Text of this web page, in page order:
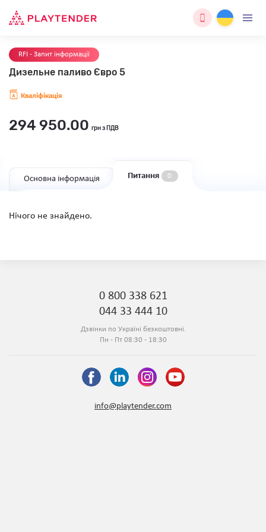
RFI - Запит інформації
Дизельне паливо Євро 5
Кваліфікація
294 950.00 грн з ПДВ
Основна інформація Питання 0
Нічого не знайдено.
0 800 338 621
044 33 444 10
Дзвінки по Україні безкоштовні.
Пн - Пт 08:30 - 18:30
info@playtender.com